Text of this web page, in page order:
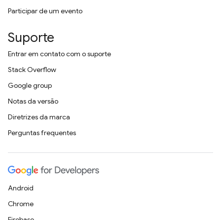
Participar de um evento
Suporte
Entrar em contato com o suporte
Stack Overflow
Google group
Notas da versão
Diretrizes da marca
Perguntas frequentes
Android
Chrome